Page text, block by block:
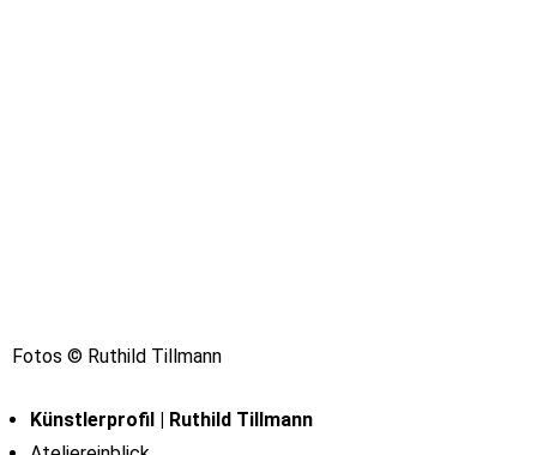
Fotos © Ruthild Tillmann
Künstlerprofil | Ruthild Tillmann